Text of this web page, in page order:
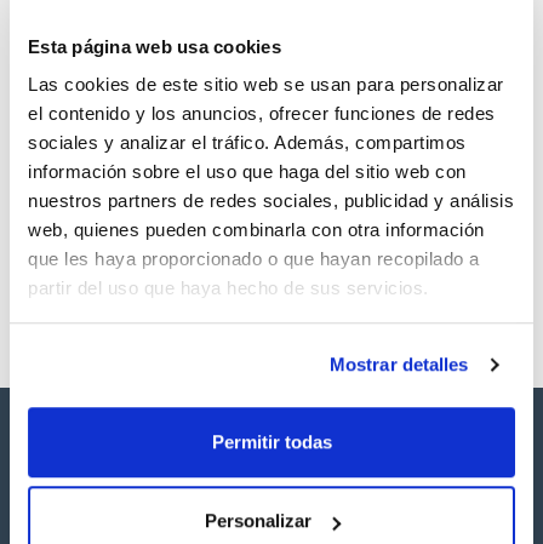
Esta página web usa cookies
Las cookies de este sitio web se usan para personalizar
el contenido y los anuncios, ofrecer funciones de redes
sociales y analizar el tráfico. Además, compartimos
información sobre el uso que haga del sitio web con
nuestros partners de redes sociales, publicidad y análisis
web, quienes pueden combinarla con otra información
que les haya proporcionado o que hayan recopilado a
partir del uso que haya hecho de sus servicios.
Mostrar detalles
Permitir todas
Personalizar
SDS/ Hoja de seguridad
Regístrate para
descargas
Los productos marcados con esta imagen son
listos para una entrega inmediata.